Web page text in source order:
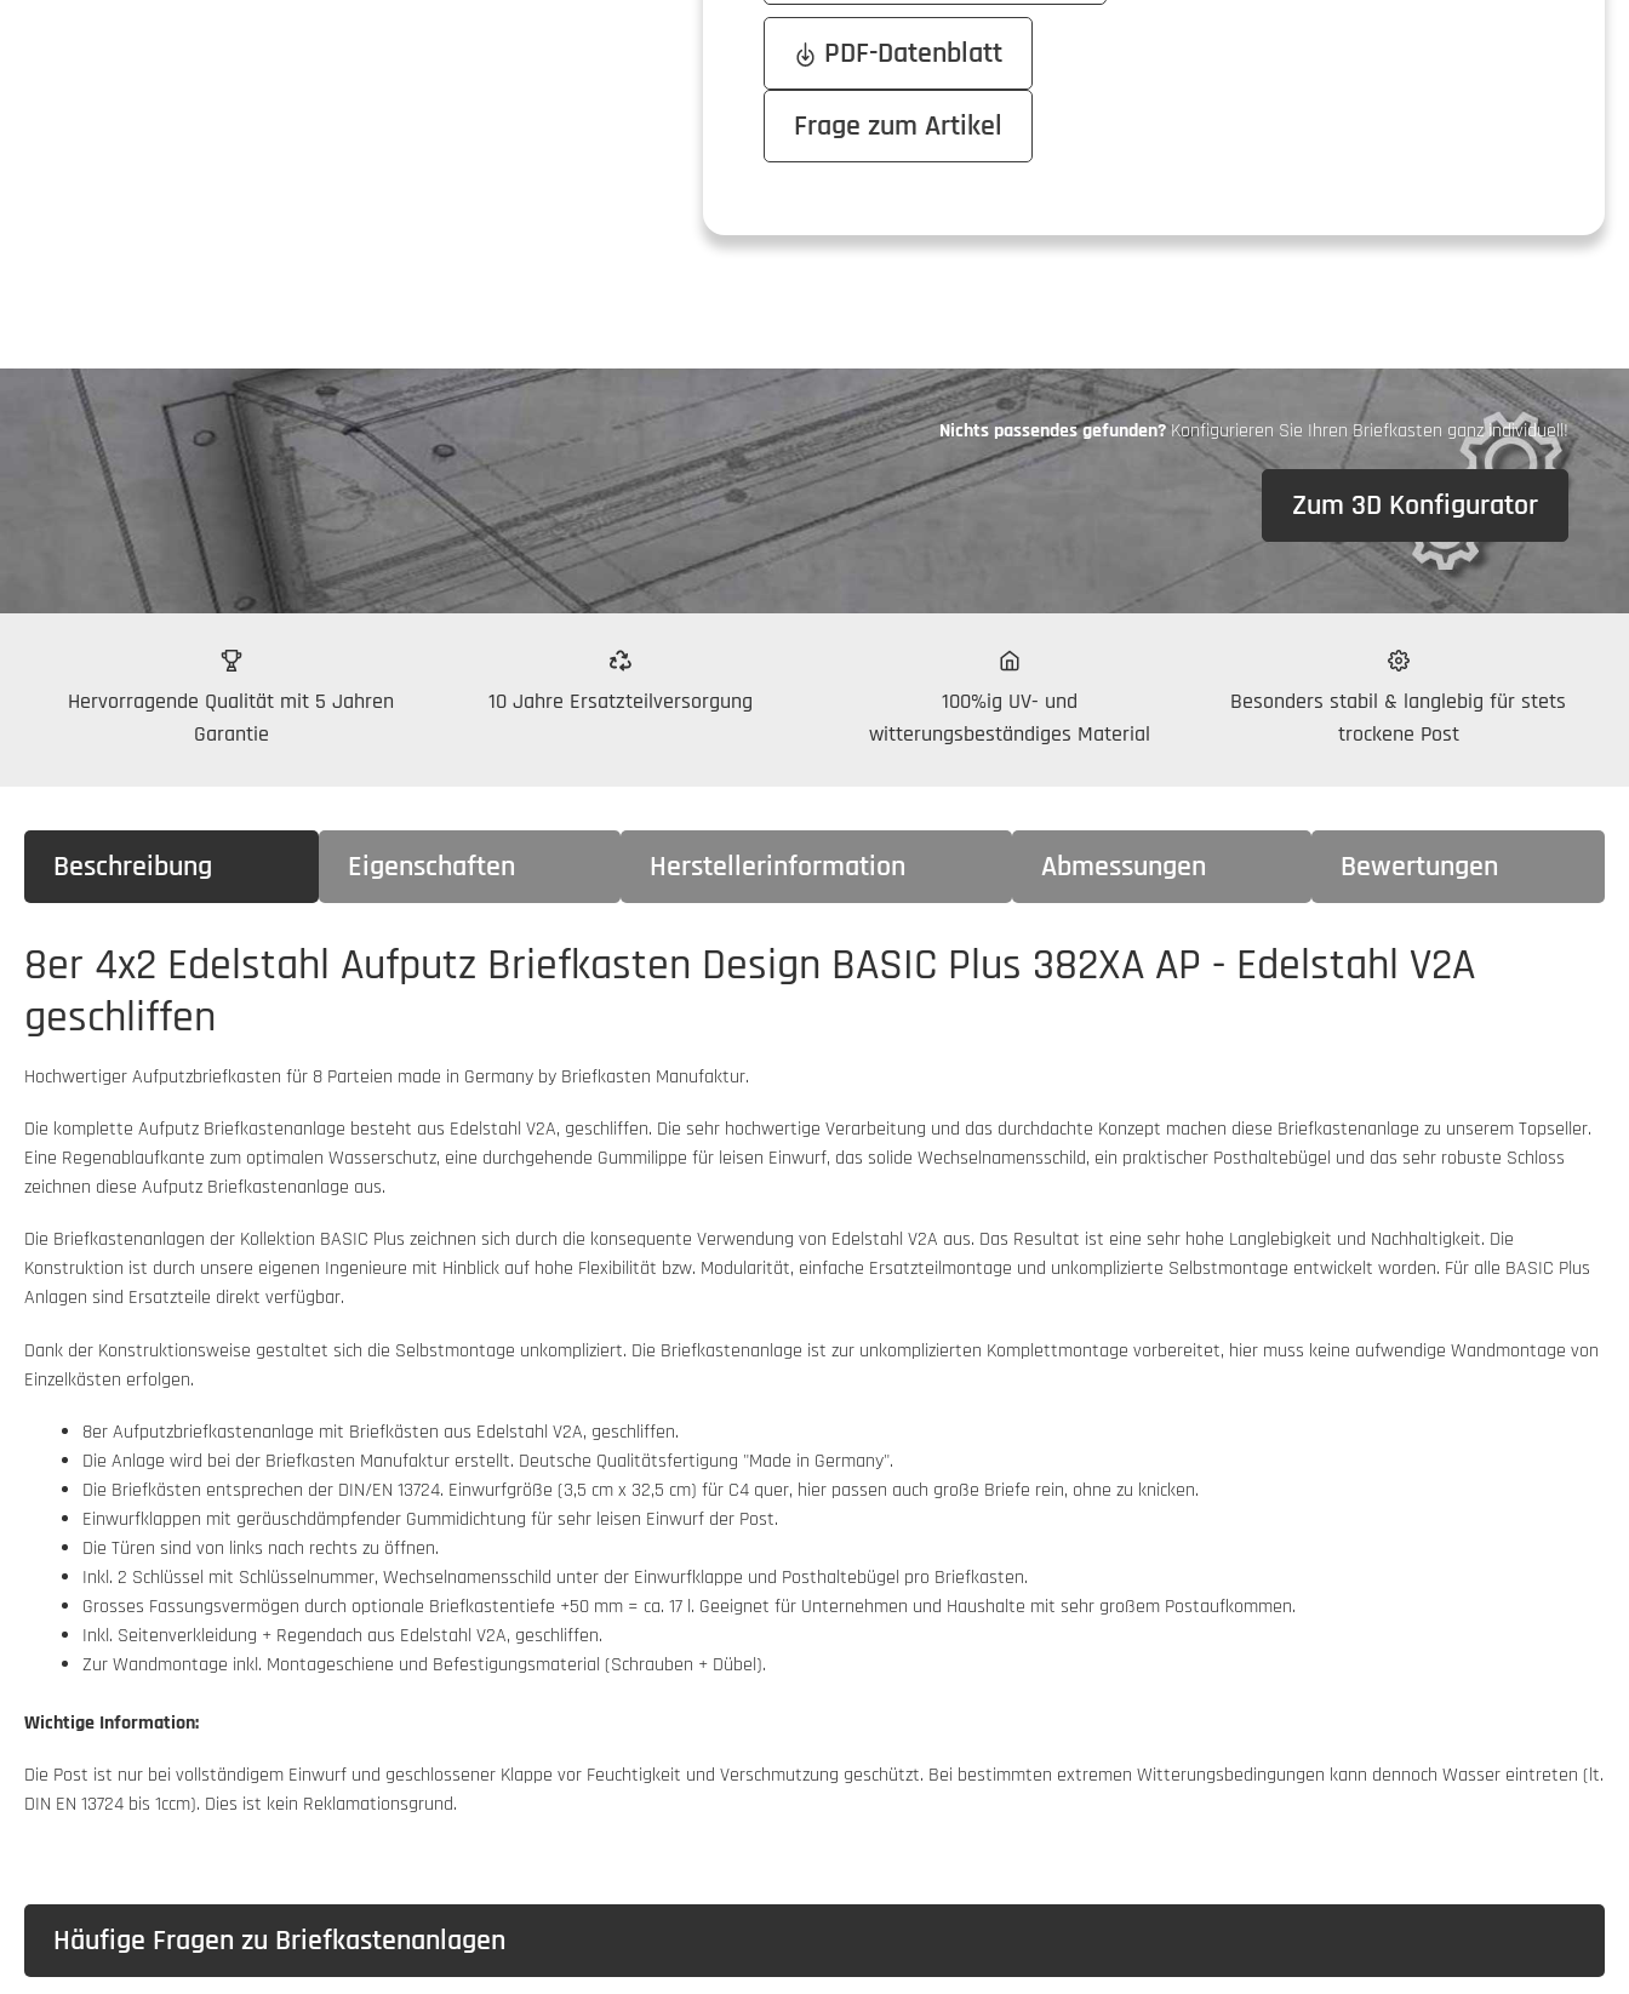
PDF-Datenblatt
Frage zum Artikel
Nichts passendes gefunden?Konfigurieren Sie Ihren Briefkasten ganz individuell!
Zum 3D Konfigurator
Hervorragende Qualität mit 5 Jahren
Garantie
10 Jahre Ersatzteilversorgung
100%ig UV- und
witterungsbeständiges Material
Besonders stabil & langlebig für stets
trockene Post
Beschreibung Eigenschaften Herstellerinformation Abmessungen Bewertungen
8er 4x2 Edelstahl Aufputz Briefkasten Design BASIC Plus 382XA AP - Edelstahl V2A
geschliffen
Hochwertiger Aufputzbriefkasten für 8 Parteien made in Germany by Briefkasten Manufaktur.
Die komplette Aufputz Briefkastenanlage besteht aus Edelstahl V2A, geschliffen. Die sehr hochwertige Verarbeitung und das durchdachte Konzept machen diese Briefkastenanlage zu unserem Topseller.
Eine Regenablaufkante zum optimalen Wasserschutz, eine durchgehende Gummilippe für leisen Einwurf, das solide Wechselnamensschild, ein praktischer Posthaltebügel und das sehr robuste Schloss
zeichnen diese Aufputz Briefkastenanlage aus.
Die Briefkastenanlagen der Kollektion BASIC Plus zeichnen sich durch die konsequente Verwendung von Edelstahl V2A aus. Das Resultat ist eine sehr hohe Langlebigkeit und Nachhaltigkeit. Die
Konstruktion ist durch unsere eigenen Ingenieure mit Hinblick auf hohe Flexibilität bzw. Modularität, einfache Ersatzteilmontage und unkomplizierte Selbstmontage entwickelt worden. Für alle BASIC Plus
Anlagen sind Ersatzteile direkt verfügbar.
Dank der Konstruktionsweise gestaltet sich die Selbstmontage unkompliziert. Die Briefkastenanlage ist zur unkomplizierten Komplettmontage vorbereitet, hier muss keine aufwendige Wandmontage von
Einzelkästen erfolgen.
8er Aufputzbriefkastenanlage mit Briefkästen aus Edelstahl V2A, geschliffen.
Die Anlage wird bei der Briefkasten Manufaktur erstellt. Deutsche Qualitätsfertigung "Made in Germany".
Die Briefkästen entsprechen der DIN/EN 13724. Einwurfgröße (3,5 cm x 32,5 cm) für C4 quer, hier passen auch große Briefe rein, ohne zu knicken.
Einwurfklappen mit geräuschdämpfender Gummidichtung für sehr leisen Einwurf der Post.
Die Türen sind von links nach rechts zu öffnen.
Inkl. 2 Schlüssel mit Schlüsselnummer, Wechselnamensschild unter der Einwurfklappe und Posthaltebügel pro Briefkasten.
Grosses Fassungsvermögen durch optionale Briefkastentiefe +50 mm = ca. 17 l. Geeignet für Unternehmen und Haushalte mit sehr großem Postaufkommen.
Inkl. Seitenverkleidung + Regendach aus Edelstahl V2A, geschliffen.
Zur Wandmontage inkl. Montageschiene und Befestigungsmaterial (Schrauben + Dübel).
Wichtige Information:
Die Post ist nur bei vollständigem Einwurf und geschlossener Klappe vor Feuchtigkeit und Verschmutzung geschützt. Bei bestimmten extremen Witterungsbedingungen kann dennoch Wasser eintreten (lt.
DIN EN 13724 bis 1ccm). Dies ist kein Reklamationsgrund.
Häufige Fragen zu Briefkastenanlagen